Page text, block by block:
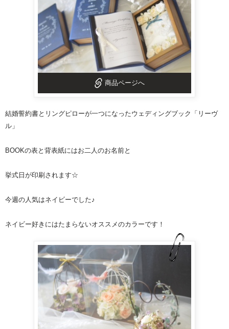
商品ページへ
結婚誓約書とリングピローが一つになったウェディングブック「リーヴ
ル」
BOOKの表と背表紙にはお二人のお名前と
挙式日が印刷されます☆
今週の人気はネイビーでした♪
ネイビー好きにはたまらないオススメのカラーです！